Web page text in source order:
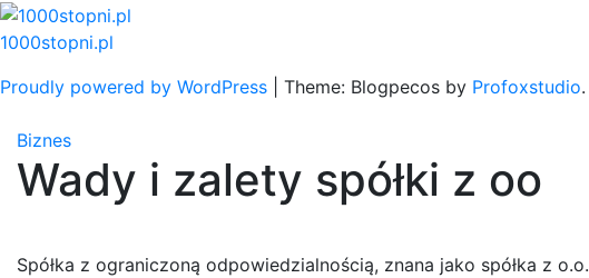
Skip
to
1000stopni.pl
Proudly powered by WordPress
Theme: Blogpecos by Profoxstudio.
Biznes
Wady i zalety spółki z oo
Spółka z ograniczoną odpowiedzialnością, znana jako spółka z